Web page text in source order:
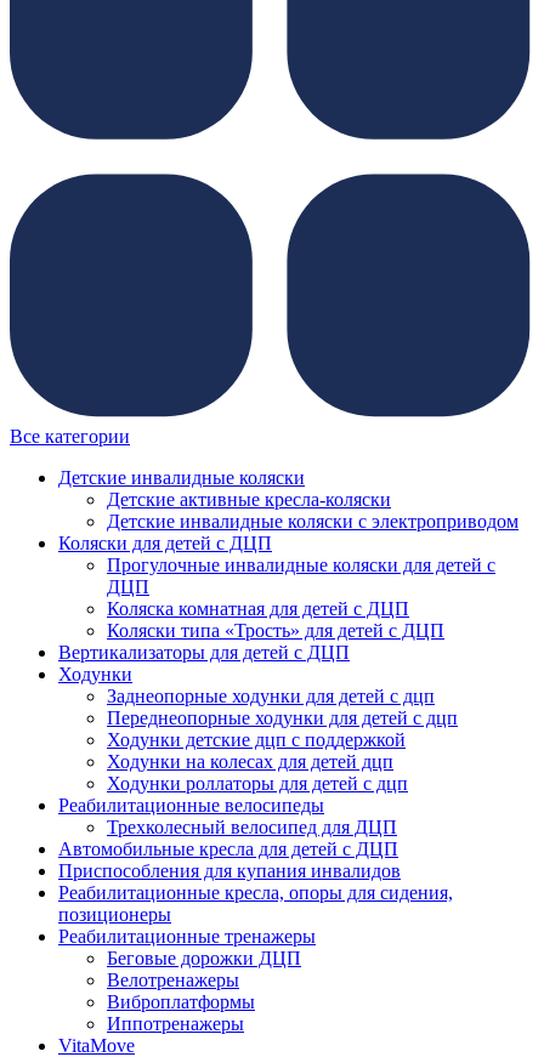
Все категории
Детские инвалидные коляски
Детские активные кресла-коляски
Детские инвалидные коляски с электроприводом
Коляски для детей с ДЦП
Прогулочные инвалидные коляски для детей с
ДЦП
Коляска комнатная для детей с ДЦП
Коляски типа «Трость» для детей с ДЦП
Вертикализаторы для детей с ДЦП
Ходунки
Заднеопорные ходунки для детей с дцп
Переднеопорные ходунки для детей с дцп
Ходунки детские дцп с поддержкой
Ходунки на колесах для детей дцп
Ходунки роллаторы для детей с дцп
Реабилитационные велосипеды
Трехколесный велосипед для ДЦП
Автомобильные кресла для детей с ДЦП
Приспособления для купания инвалидов
Реабилитационные кресла, опоры для сидения,
позиционеры
Реабилитационные тренажеры
Беговые дорожки ДЦП
Велотренажеры
Виброплатформы
Иппотренажеры
VitaMove